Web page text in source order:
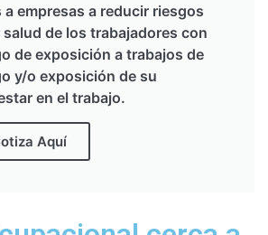
a empresas a reducir riesgos
salud de los trabajadores con
de exposición a trabajos de
y/o exposición de su
en el trabajo.
Aquí